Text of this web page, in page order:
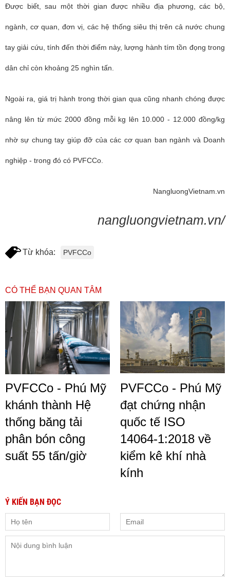
Được biết, sau một thời gian được nhiều địa phương, các bộ,
ngành, cơ quan, đơn vị, các hệ thống siêu thị trên cả nước chung
tay giải cứu, tính đến thời điểm này, lượng hành tím tồn đọng trong
dân chỉ còn khoảng 25 nghìn tấn.
Ngoài ra, giá trị hành trong thời gian qua cũng nhanh chóng được
nâng lên từ mức 2000 đồng mỗi kg lên 10.000 - 12.000 đồng/kg
nhờ sự chung tay giúp đỡ của các cơ quan ban ngành và Doanh
nghiệp - trong đó có PVFCCo.
NangluongVietnam.vn
nangluongvietnam.vn/
Từ khóa: PVFCCo
CÓ THỂ BẠN QUAN TÂM
PVFCCo - Phú Mỹ
khánh thành Hệ
thống băng tải
phân bón công
suất 55 tấn/giờ
PVFCCo - Phú Mỹ
đạt chứng nhận
quốc tế ISO
14064-1:2018 về
kiểm kê khí nhà
kính
Ý KIẾN BẠN ĐỌC